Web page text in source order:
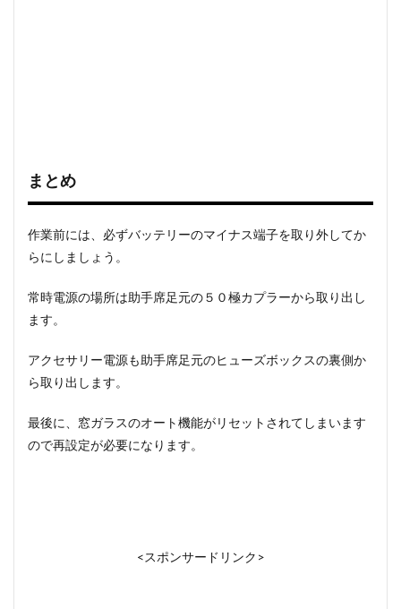
まとめ
作業前には、必ずバッテリーのマイナス端子を取り外してか
らにしましょう。
常時電源の場所は助手席足元の５０極カプラーから取り出し
ます。
アクセサリー電源も助手席足元のヒューズボックスの裏側か
ら取り出します。
最後に、窓ガラスのオート機能がリセットされてしまいます
ので再設定が必要になります。
<スポンサードリンク>